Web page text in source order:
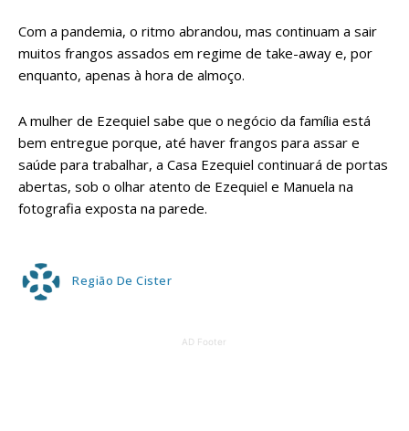
Com a pandemia, o ritmo abrandou, mas continuam a sair
muitos frangos assados em regime de take-away e, por
enquanto, apenas à hora de almoço.
A mulher de Ezequiel sabe que o negócio da família está
bem entregue porque, até haver frangos para assar e
saúde para trabalhar, a Casa Ezequiel continuará de portas
abertas, sob o olhar atento de Ezequiel e Manuela na
fotografia exposta na parede.
Região De Cister
AD Footer